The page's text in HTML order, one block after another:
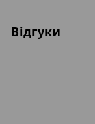
Відгуки